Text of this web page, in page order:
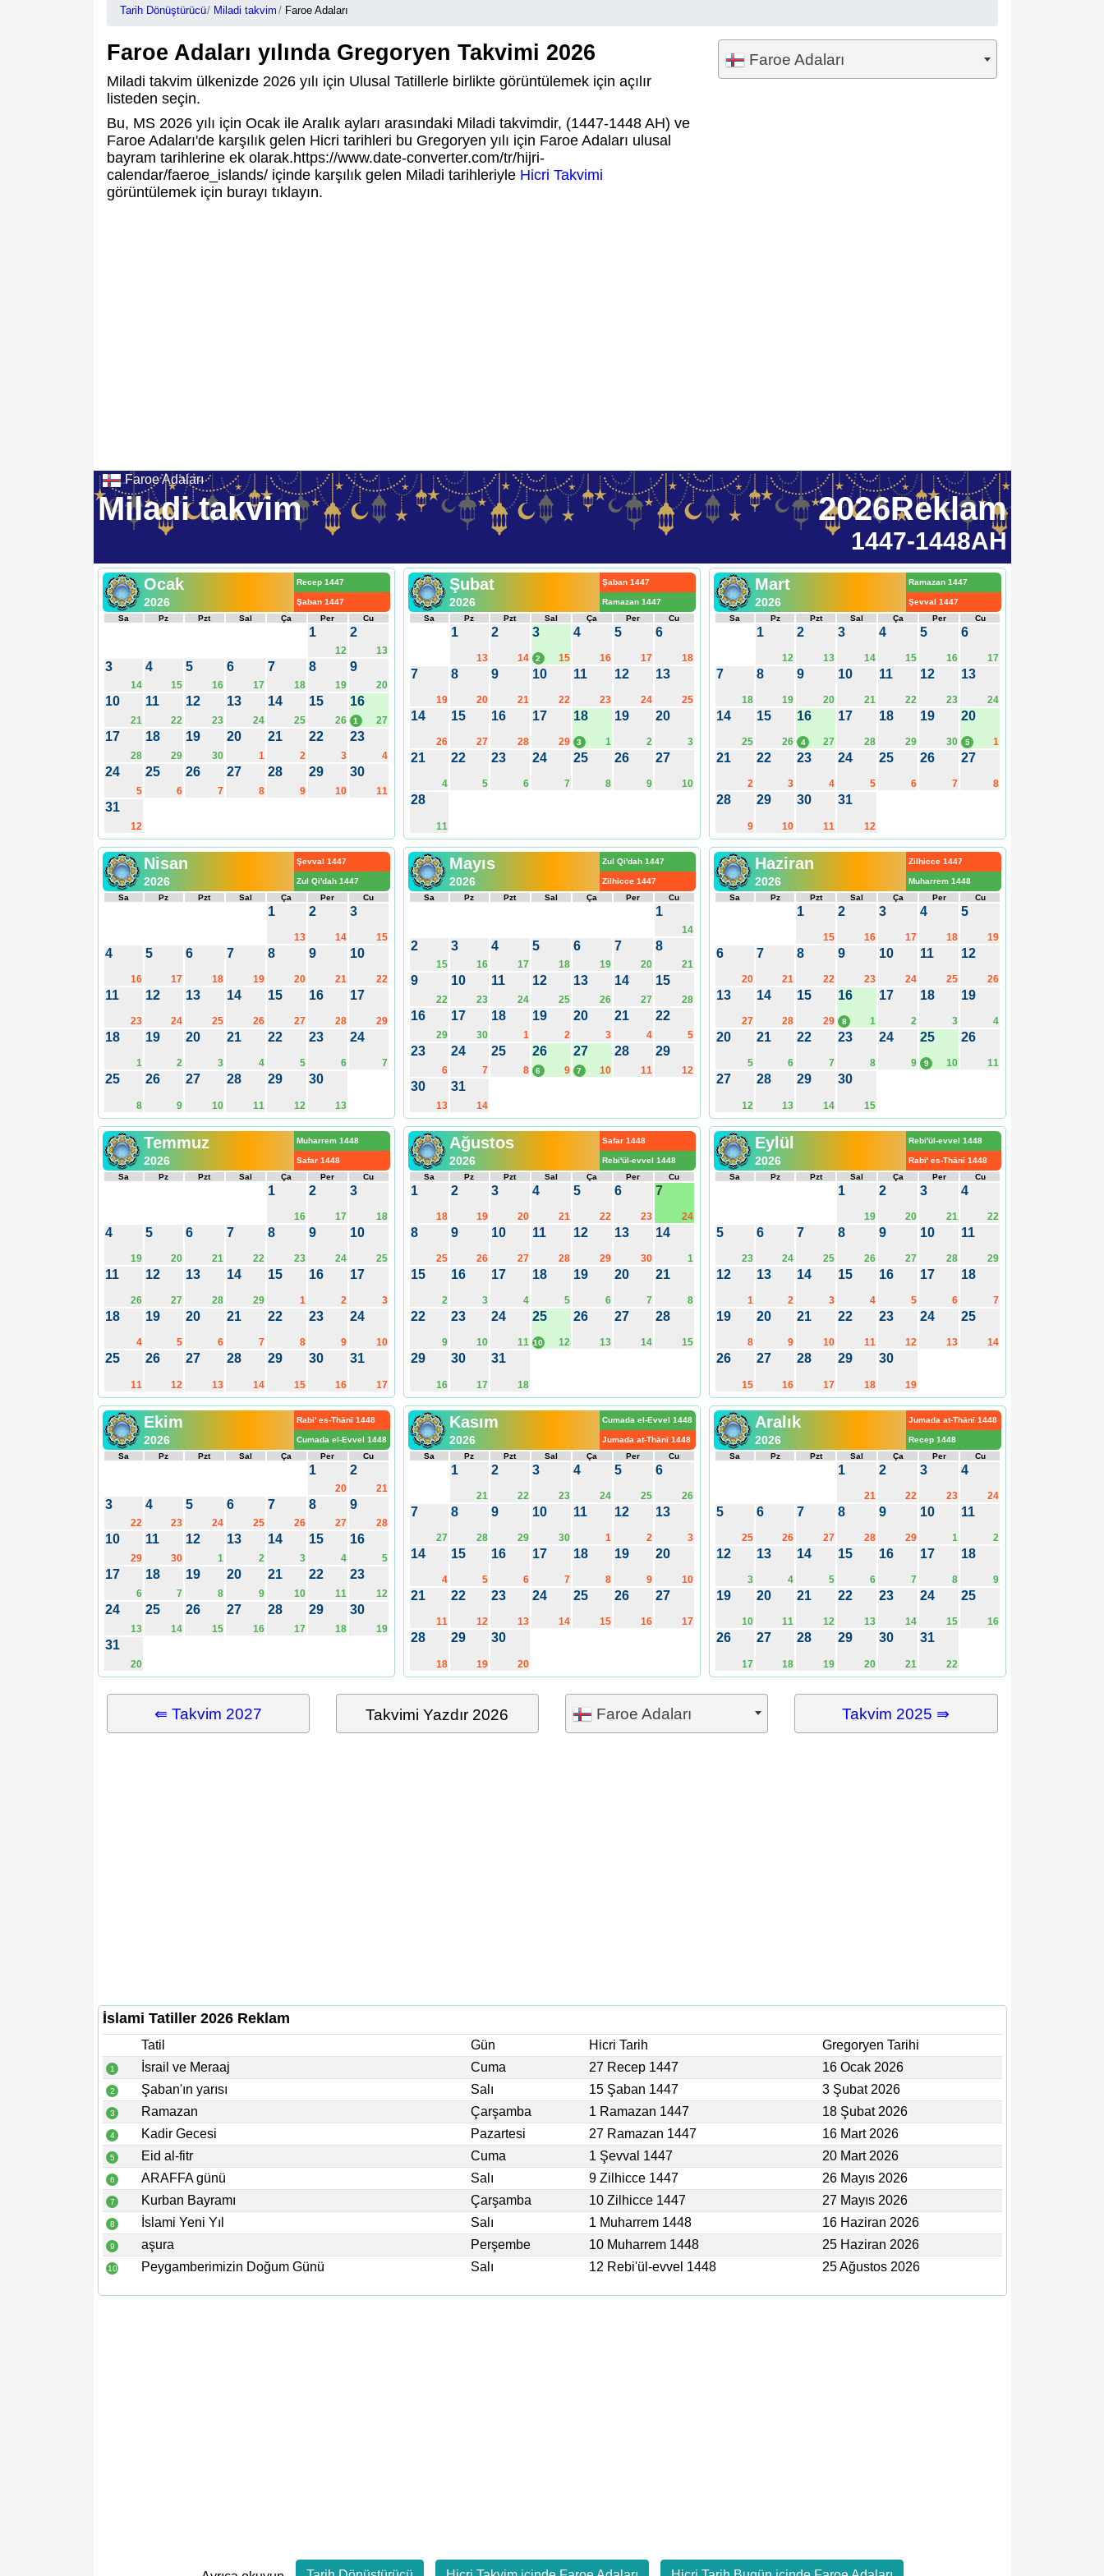
Tarih Dönüştürücü Miladi takvim Faroe Adaları
Faroe Adaları yılında Gregoryen Takvimi 2026
Miladi takvim ülkenizde 2026 yılı için Ulusal Tatillerle birlikte görüntülemek için açılır
listeden seçin.
Bu, MS 2026 yılı için Ocak ile Aralık ayları arasındaki Miladi takvimdir, (1447-1448 AH) ve
Faroe Adaları'de karşılık gelen Hicri tarihleri bu Gregoryen yılı için Faroe Adaları ulusal
bayram tarihlerine ek olarak.https://www.date-converter.com/tr/hijri-
calendar/faeroe_islands/ içinde karşılık gelen Miladi tarihleriyle Hicri Takvimi
görüntülemek için burayı tıklayın.
Faroe Adaları
Faroe Adaları
Miladi takvim 2026Reklam
1447-1448AH
Ocak
2026
Recep 1447
Şaban 1447
Sa
Pz Pzt Sal Ça Per Cu
1
12
2
13
3
14
4
15
5
16
6
17
7
18
8
19
9
20
10
21
11
22
12
23
13
24
14
25
15
26
16
27
1
17
28
18
29
19
30
20
1
21
2
22
3
23
4
24
5
25
6
26
7
27
8
28
9
29
10
30
11
31
12
Şubat
2026
Şaban 1447
Ramazan 1447
Sa
Pz Pzt Sal Ça Per Cu
1
13
2
14
3
15
2
4
16
5
17
6
18
7
19
8
20
9
21
10
22
11
23
12
24
13
25
14
26
15
27
16
28
17
29
18
1
3
19
2
20
3
21
4
22
5
23
6
24
7
25
8
26
9
27
10
28
11
Mart
2026
Ramazan 1447
Şevval 1447
Sa
Pz Pzt Sal Ça Per Cu
1
12
2
13
3
14
4
15
5
16
6
17
7
18
8
19
9
20
10
21
11
22
12
23
13
24
14
25
15
26
16
27
4
17
28
18
29
19
30
20
1
5
21
2
22
3
23
4
24
5
25
6
26
7
27
8
28
9
29
10
30
11
31
12
Nisan
2026
Şevval 1447
Zul Qi'dah 1447
Sa
Pz Pzt Sal Ça Per Cu
1
13
2
14
3
15
4
16
5
17
6
18
7
19
8
20
9
21
10
22
11
23
12
24
13
25
14
26
15
27
16
28
17
29
18
1
19
2
20
3
21
4
22
5
23
6
24
7
25
8
26
9
27
10
28
11
29
12
30
13
Mayıs
2026
Zul Qi'dah 1447
Zilhicce 1447
Sa
Pz Pzt Sal Ça Per Cu
1
14
2
15
3
16
4
17
5
18
6
19
7
20
8
21
9
22
10
23
11
24
12
25
13
26
14
27
15
28
16
29
17
30
18
1
19
2
20
3
21
4
22
5
23
6
24
7
25
8
26
9
6
27
10
7
28
11
29
12
30
13
31
14
Haziran
2026
Zilhicce 1447
Muharrem 1448
Sa
Pz Pzt Sal Ça Per Cu
1
15
2
16
3
17
4
18
5
19
6
20
7
21
8
22
9
23
10
24
11
25
12
26
13
27
14
28
15
29
16
1
8
17
2
18
3
19
4
20
5
21
6
22
7
23
8
24
9
25
10
9
26
11
27
12
28
13
29
14
30
15
Temmuz
2026
Muharrem 1448
Safar 1448
Sa
Pz Pzt Sal Ça Per Cu
1
16
2
17
3
18
4
19
5
20
6
21
7
22
8
23
9
24
10
25
11
26
12
27
13
28
14
29
15
1
16
2
17
3
18
4
19
5
20
6
21
7
22
8
23
9
24
10
25
11
26
12
27
13
28
14
29
15
30
16
31
17
Ağustos
2026
Safar 1448
Rebi'ül-evvel 1448
Sa
Pz Pzt Sal Ça Per Cu
1
18
2
19
3
20
4
21
5
22
6
23
7
24
8
25
9
26
10
27
11
28
12
29
13
30
14
1
15
2
16
3
17
4
18
5
19
6
20
7
21
8
22
9
23
10
24
11
25
12
10
26
13
27
14
28
15
29
16
30
17
31
18
Eylül
2026
Rebi'ül-evvel 1448
Rabi' es-Thānī 1448
Sa
Pz Pzt Sal Ça Per Cu
1
19
2
20
3
21
4
22
5
23
6
24
7
25
8
26
9
27
10
28
11
29
12
1
13
2
14
3
15
4
16
5
17
6
18
7
19
8
20
9
21
10
22
11
23
12
24
13
25
14
26
15
27
16
28
17
29
18
30
19
Ekim
2026
Rabi' es-Thānī 1448
Cumada el-Evvel 1448
Sa
Pz Pzt Sal Ça Per Cu
1
20
2
21
3
22
4
23
5
24
6
25
7
26
8
27
9
28
10
29
11
30
12
1
13
2
14
3
15
4
16
5
17
6
18
7
19
8
20
9
21
10
22
11
23
12
24
13
25
14
26
15
27
16
28
17
29
18
30
19
31
20
Kasım
2026
Cumada el-Evvel 1448
Jumada at-Thānī 1448
Sa
Pz Pzt Sal Ça Per Cu
1
21
2
22
3
23
4
24
5
25
6
26
7
27
8
28
9
29
10
30
11
1
12
2
13
3
14
4
15
5
16
6
17
7
18
8
19
9
20
10
21
11
22
12
23
13
24
14
25
15
26
16
27
17
28
18
29
19
30
20
Aralık
2026
Jumada at-Thānī 1448
Recep 1448
Sa
Pz Pzt Sal Ça Per Cu
1
21
2
22
3
23
4
24
5
25
6
26
7
27
8
28
9
29
10
1
11
2
12
3
13
4
14
5
15
6
16
7
17
8
18
9
19
10
20
11
21
12
22
13
23
14
24
15
25
16
26
17
27
18
28
19
29
20
30
21
31
22
⇚ Takvim 2027 Takvimi Yazdır 2026 Faroe Adaları Takvim 2025 ⇛
İslami Tatiller 2026 Reklam
Tatil Gün Hicri Tarih Gregoryen Tarihi
1 İsrail ve Meraaj Cuma 27 Recep 1447 16 Ocak 2026
2 Şaban'ın yarısı Salı 15 Şaban 1447 3 Şubat 2026
3 Ramazan Çarşamba 1 Ramazan 1447 18 Şubat 2026
4 Kadir Gecesi Pazartesi 27 Ramazan 1447 16 Mart 2026
5 Eid al-fitr Cuma 1 Şevval 1447 20 Mart 2026
6 ARAFFA günü Salı 9 Zilhicce 1447 26 Mayıs 2026
7 Kurban Bayramı Çarşamba 10 Zilhicce 1447 27 Mayıs 2026
8 İslami Yeni Yıl Salı 1 Muharrem 1448 16 Haziran 2026
9 aşura Perşembe 10 Muharrem 1448 25 Haziran 2026
10 Peygamberimizin Doğum Günü Salı 12 Rebi'ül-evvel 1448 25 Ağustos 2026